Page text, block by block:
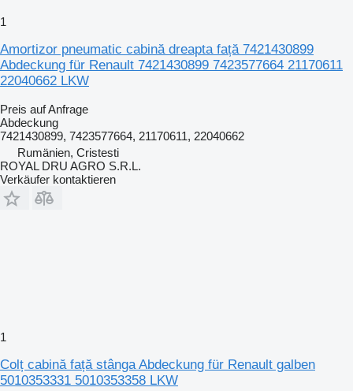
1
Amortizor pneumatic cabină dreapta față 7421430899
Abdeckung für Renault 7421430899 7423577664 21170611
22040662 LKW
Preis auf Anfrage
Abdeckung
7421430899, 7423577664, 21170611, 22040662
Rumänien, Cristesti
ROYAL DRU AGRO S.R.L.
Verkäufer kontaktieren
1
Colț cabină față stânga Abdeckung für Renault galben
5010353331 5010353358 LKW